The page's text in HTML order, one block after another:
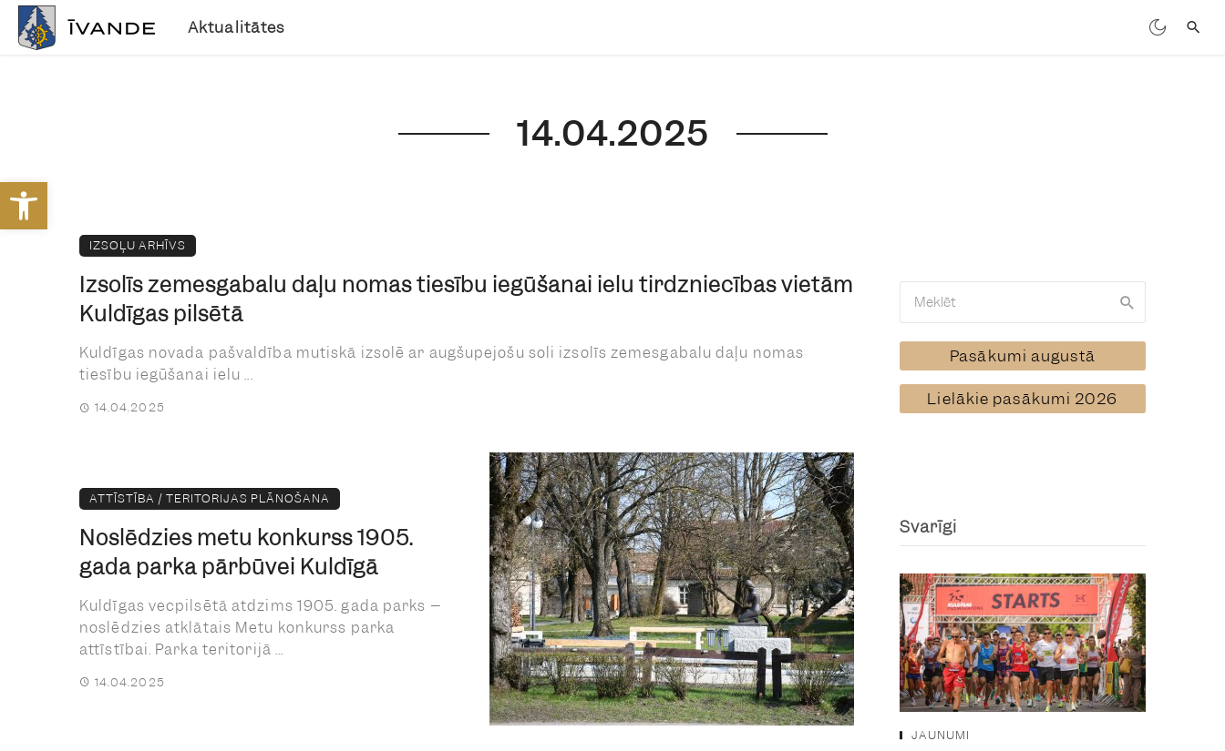
Open toolbar
Aktualitātes
14.04.2025
IZSOĻU ARHĪVS
Izsolīs zemesgabalu daļu nomas tiesību iegūšanai ielu tirdzniecības vietām
Kuldīgas pilsētā
Kuldīgas novada pašvaldība mutiskā izsolē ar augšupejošu soli izsolīs zemesgabalu daļu nomas
tiesību iegūšanai ielu ...
14.04.2025
ATTĪSTĪBA / TERITORIJAS PLĀNOŠANA
Noslēdzies metu konkurss 1905.
gada parka pārbūvei Kuldīgā
Kuldīgas vecpilsētā atdzims 1905. gada parks –
noslēdzies atklātais Metu konkurss parka
attīstībai. Parka teritorijā ...
14.04.2025
Pasākumi augustā
Lielākie pasākumi 2026
Svarīgi
JAUNUMI